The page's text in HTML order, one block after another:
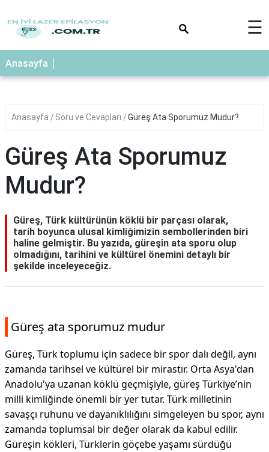
☰
Anasayfa
Anasayfa Soru ve Cevapları Güreş Ata Sporumuz Mudur?
Güreş Ata Sporumuz
Mudur?
Güreş, Türk kültürünün köklü bir parçası olarak,
tarih boyunca ulusal kimliğimizin sembollerinden biri
haline gelmiştir. Bu yazıda, güreşin ata sporu olup
olmadığını, tarihini ve kültürel önemini detaylı bir
şekilde inceleyeceğiz.
Güreş ata sporumuz mudur
Güreş, Türk toplumu için sadece bir spor dalı değil, aynı
zamanda tarihsel ve kültürel bir mirastır. Orta Asya'dan
Anadolu'ya uzanan köklü geçmişiyle, güreş Türkiye’nin
milli kimliğinde önemli bir yer tutar. Türk milletinin
savaşçı ruhunu ve dayanıklılığını simgeleyen bu spor, aynı
zamanda toplumsal bir değer olarak da kabul edilir.
Güreşin kökleri, Türklerin göçebe yaşamı sürdüğü